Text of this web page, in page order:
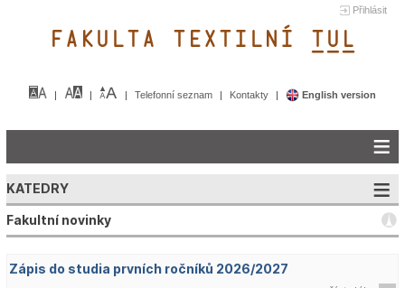
Přihlásit
FAKULTA TEXTILNÍ TUL&
Telefonní seznam Kontakty English version
KATEDRY
Fakultní novinky
Zápis do studia prvních ročníků 2026/2027